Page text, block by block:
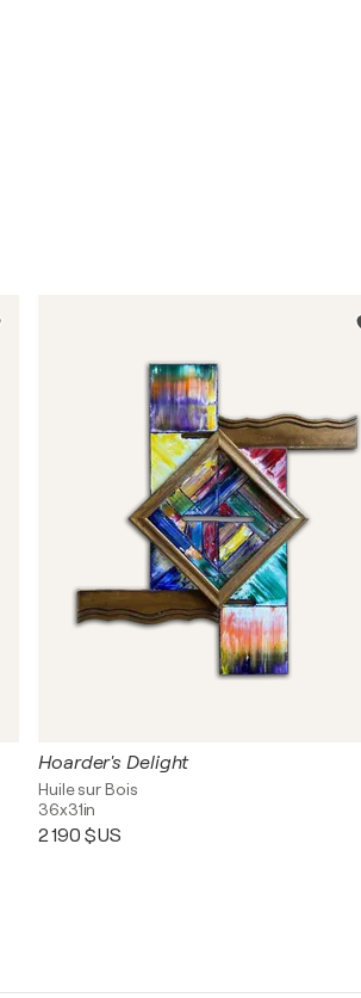
Hoarder's Delight
Huile sur Bois
36x31in
2 190 $US